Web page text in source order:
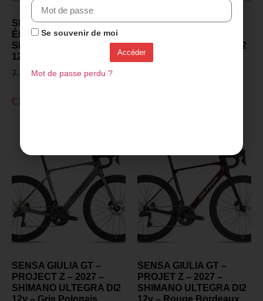
SENSA GIULIA GT –
ÉDITION RAW – 2027 –
SHIMANO ULTEGRA DI2
12v – PRISM AURORA
7.649,00€ 5.599,00€
Choix des options
SENSA GIULIA GT –
SHIMANO ULTEGRA DI2
12v – Gris Flash
SENSA GIULIA GT –
PROJECT Z – 2027 –
SHIMANO ULTEGRA DI2
SENSA GIULIA GT –
PROJET Z – 2027 –
SHIMANO ULTEGRA DI2
Se souvenir de moi
Accéder
Mot de passe perdu ?